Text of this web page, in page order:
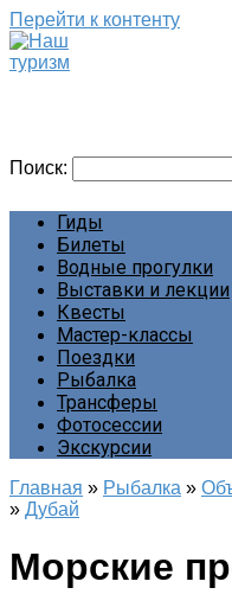
Перейти к контенту
Поиск:
Гиды
Билеты
Водные прогулки
Выставки и лекции
Квесты
Мастер-классы
Поездки
Рыбалка
Трансферы
Фотосессии
Экскурсии
Главная » Рыбалка »
» Дубай
Морские